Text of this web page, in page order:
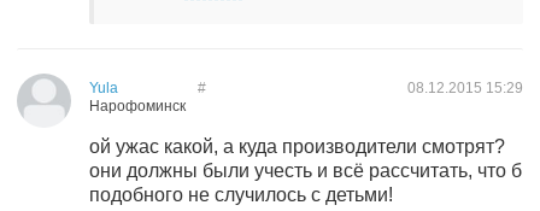
Yula
Нарофоминск
08.12.2015 15:29
#
ой ужас какой, а куда производители смотрят?
они должны были учесть и всё рассчитать, что б
подобного не случилось с детьми!